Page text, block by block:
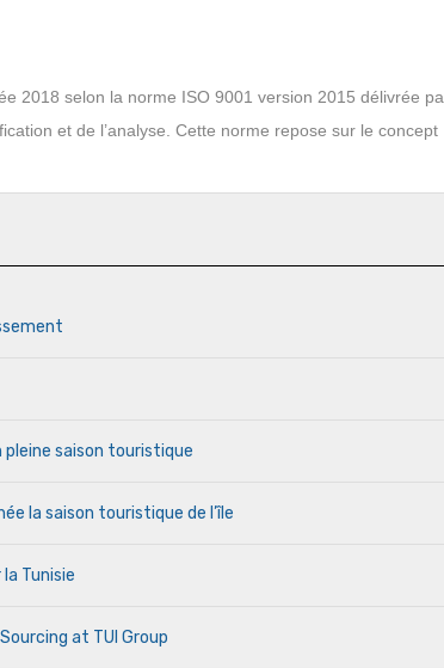
2018 selon la norme ISO 9001 version 2015 délivrée
et de l’analyse. Cette norme repose sur le concept
pleine saison touristique
la saison touristique de l’île
Tunisie
at TUI Group